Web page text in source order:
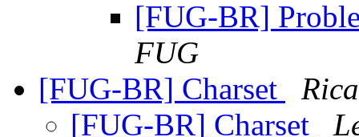
[FUG-BR]
FUG
[FUG-BR] Charset
[FUG-BR] Charset